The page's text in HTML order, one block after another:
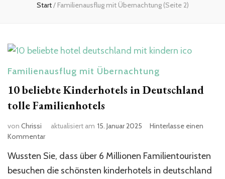
Start/ Familienausflug mit Übernachtung (Seite 2)
Familienausflug mit Übernachtung
10 beliebte Kinderhotels in Deutschland
tolle Familienhotels
von Chrissi aktualisiert am 15. Januar 2025
Hinterlasse einen
Kommentarzu
beliebte
Kinderhotels
Wussten Sie, dass über 6 Millionen Familientouristen
besuchen die schönsten kinderhotels in deutschland